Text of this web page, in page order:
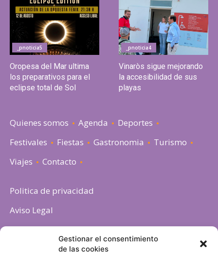
Gestionar el consentimiento
de las cookies
_pnoticia5
Oropesa del Mar ultima
los preparativos para el
eclipse total de Sol
_pnoticia4
Vinaròs sigue mejorando
la accesibilidad de sus
playas
Quienes somos Agenda
Deportes
Festivales
Fiestas Gastronomia
Turismo
Viajes
Contacto
Politica de privacidad
Aviso Legal
Política de cookies